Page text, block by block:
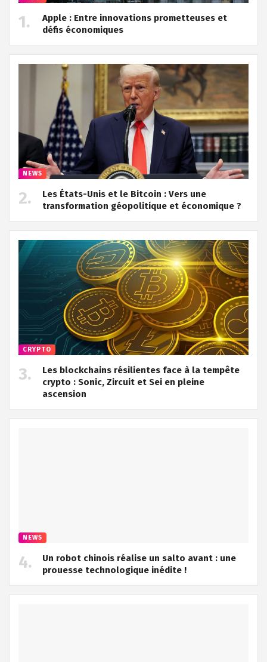
Apple : Entre innovations prometteuses et
défis économiques
NEWS
Les États-Unis et le Bitcoin : Vers une
transformation géopolitique et économique ?
CRYPTO
Les blockchains résilientes face à la tempête
crypto : Sonic, Zircuit et Sei en pleine
ascension
NEWS
Un robot chinois réalise un salto avant : une
prouesse technologique inédite !